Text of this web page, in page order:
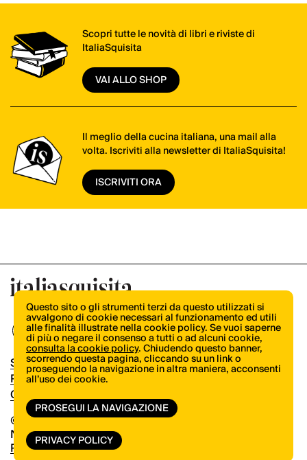
Scopri tutte le novità di libri e riviste di
ItaliaSquisita
VAI ALLO SHOP
Il meglio della cucina italiana, una mail alla
volta. Iscriviti alla newsletter di ItaliaSquisita!
ISCRIVITI ORA
© Copyright 2026.Vertical.it
N.ro Iscrizione ROC 32504
Privacy Policy
Shop
Pubblicità
Contatti
Questo sito o gli strumenti terzi da questo utilizzati si
avvalgono di cookie necessari al funzionamento ed utili
alle finalità illustrate nella cookie policy. Se vuoi saperne
di più o negare il consenso a tutti o ad alcuni cookie,
consulta la cookie policy. Chiudendo questo banner,
scorrendo questa pagina, cliccando su un link o
proseguendo la navigazione in altra maniera, acconsenti
all’uso dei cookie.
PROSEGUI LA NAVIGAZIONE
PRIVACY POLICY